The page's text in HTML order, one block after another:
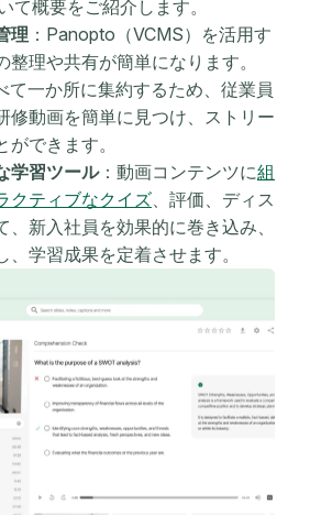
て概要をご紹介します。
理 ：Panopto（VCMS）を活用す
理や共有が簡単になります。
て一か所に集約するため、従業員
修動画を簡単に見つけ、ストリー
ができます。
学習ツール：動画コンテンツに組
クティブなクイズ、評価、ディス
、新入社員を効果的に巻き込み、
学習成果を定着させます。